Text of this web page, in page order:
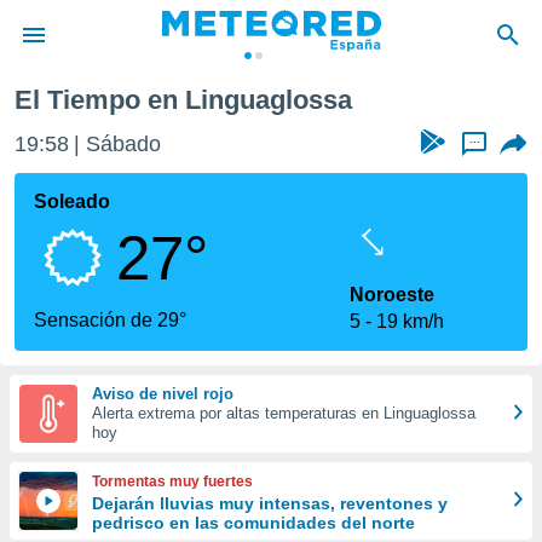
de
por
que se
calidad.
a este
las
y
forma
digital
basada
El Tiempo en Linguaglossa
19:58 Sábado ...
Soleado
27°
Sensación de 29°
Noroeste
5
19 km/h
Aviso de nivel rojo
Alerta extrema por altas temperaturas en Linguaglossa
hoy
Tormentas muy fuertes
Dejarán lluvias muy intensas, reventones y
pedrisco en las comunidades del norte